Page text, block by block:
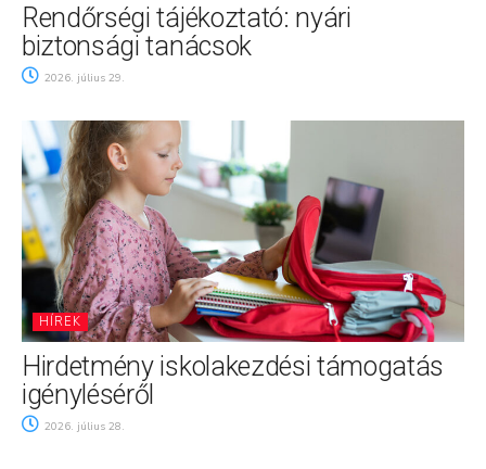
Rendőrségi tájékoztató: nyári
biztonsági tanácsok
2026. július 29.
HÍREK
Hirdetmény iskolakezdési támogatás
igényléséről
2026. július 28.